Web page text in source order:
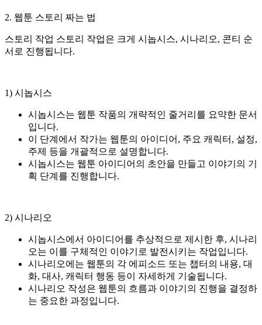
2. 웹툰 스토리 짜는 법
스토리 작업 스토리 작업은 크게 시놉시스, 시나리오, 콘티 순
서로 진행됩니다.
1) 시놉시스
시놉시스는 웹툰 작품의 개략적인 줄거리를 요약한 문서
입니다.
이 단계에서 작가는 웹툰의 아이디어, 주요 캐릭터, 설정,
주제 등을 개괄적으로 설명합니다.
시놉시스는 웹툰 아이디어의 초안을 만들고 이야기의 기
획 단계를 진행합니다.
2) 시나리오
시놉시스에서 아이디어를 추상적으로 제시한 후, 시나리
오는 이를 구체적인 이야기로 발전시키는 작업입니다.
시나리오에는 웹툰의 각 에피소드 또는 챕터의 내용, 대
화, 대사, 캐릭터 행동 등이 자세하게 기술됩니다.
시나리오 작성은 웹툰의 흐름과 이야기의 진행을 결정하
는 중요한 과정입니다.